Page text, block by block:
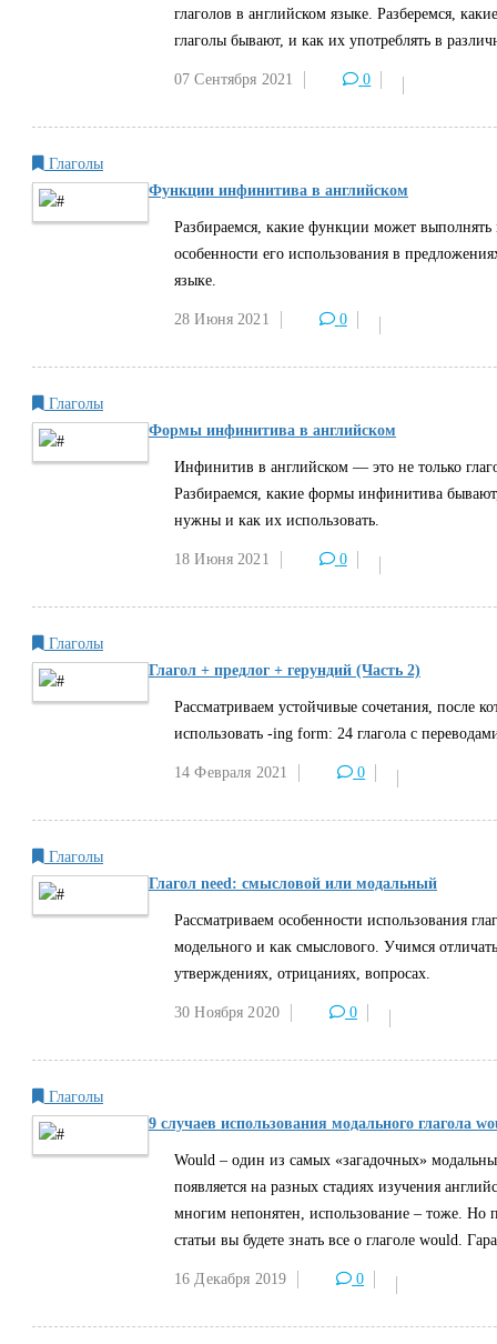
глаголов в английском языке. Разберемся,
глаголы бывают, и как их употреблять в
07 Сентября 2021 0
Глаголы
Функции инфинитива в английском
Разбираемся, какие функции может
особенности его использования в
языке.
28 Июня 2021 0
Глаголы
Формы инфинитива в английском
Инфинитив в английском — это не только
Разбираемся, какие формы инфинитива
нужны и как их использовать.
18 Июня 2021 0
Глаголы
Глагол + предлог + герундий (Часть 2)
Рассматриваем устойчивые сочетания, после
использовать -ing form: 24 глагола с
14 Февраля 2021 0
Глаголы
Глагол need: смысловой или модальный
Рассматриваем особенности использования
модельного и как смыслового. Учимся
утверждениях, отрицаниях, вопросах.
30 Ноября 2020 0
Глаголы
9 случаев использования модального глагола
Would – один из самых «загадочных»
появляется на разных стадиях изучения
многим непонятен, использование – тоже. Но
статьи вы будете знать все о глаголе would.
16 Декабря 2019 0